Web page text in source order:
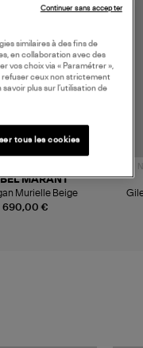
690,00 €
MARANT
Murielle Beige
similaires à des fins de
en collaboration avec des
vos choix via « Paramétrer »,
refuser ceux non strictement
plus sur l’utilisation de
tous les cookies
Continuer sans accepter